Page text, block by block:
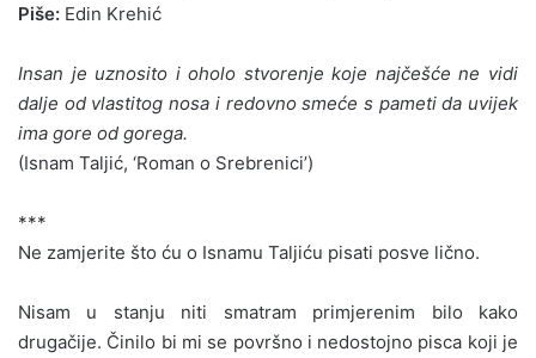
Piše: Edin Krehić
Insan je uznosito i oholo stvorenje koje najčešće ne vidi
dalje od vlastitog nosa i redovno smeće s pameti da uvijek
ima gore od gorega.
(Isnam Taljić, ‘Roman o Srebrenici’)
***
Ne zamjerite što ću o Isnamu Taljiću pisati posve lično.
Nisam u stanju niti smatram primjerenim bilo kako
drugačije. Činilo bi mi se površno i nedostojno pisca koji je